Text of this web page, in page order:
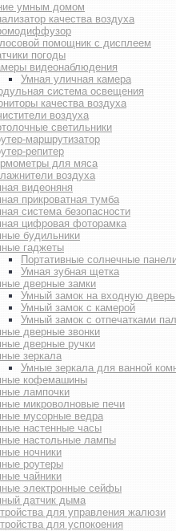
умным домом
качества воздуха
помощник с дисплеем
погоды
видеонаблюдения
Умная уличная камера
система освещения
качества воздуха
воздуха
светильники
маршрутизатор
репитер
для мяса
воздуха
видеоняня
прикроватная тумба
система безопасности
цифровая фоторамка
будильники
гаджеты
Портативные солнечные
Умная зубная щетка
дверные замки
Умный замок на входную дверь
Умный замок с камерой
Умный замок с отпечатками
дверные звонки
дверные ручки
зеркала
Умные зеркала для ванной
кофемашины
лампочки
микроволновые печи
мусорные ведра
настенные часы
настольные лампы
ночники
роутеры
чайники
электронные сейфы
датчик дыма
для управления жалюзи
для успокоения